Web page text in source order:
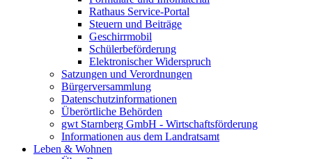
Rathaus Service-Portal
Steuern und Beiträge
Geschirrmobil
Schülerbeförderung
Elektronischer Widerspruch
Satzungen und Verordnungen
Bürgerversammlung
Datenschutzinformationen
Überörtliche Behörden
gwt Starnberg GmbH - Wirtschaftsförderung
Informationen aus dem Landratsamt
Leben & Wohnen